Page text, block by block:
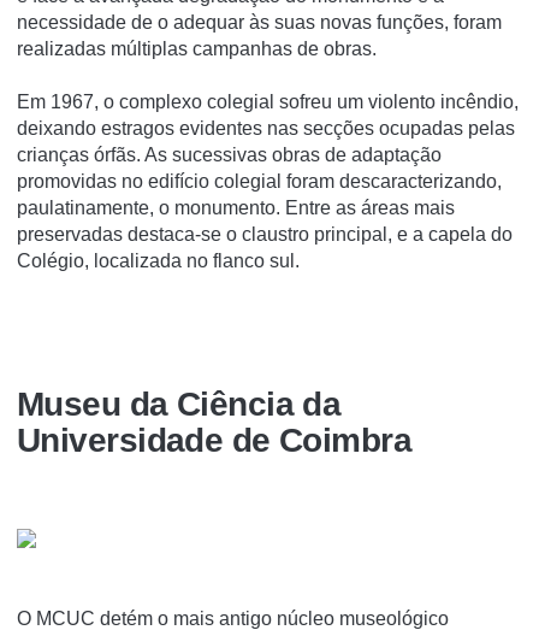
necessidade de o adequar às suas novas funções, foram
realizadas múltiplas campanhas de obras.
Em 1967, o complexo colegial sofreu um violento incêndio,
deixando estragos evidentes nas secções ocupadas pelas
crianças órfãs. As sucessivas obras de adaptação
promovidas no edifício colegial foram descaracterizando,
paulatinamente, o monumento. Entre as áreas mais
preservadas destaca-se o claustro principal, e a capela do
Colégio, localizada no flanco sul.
Museu da Ciência da
Universidade de Coimbra
O MCUC detém o mais antigo núcleo museológico